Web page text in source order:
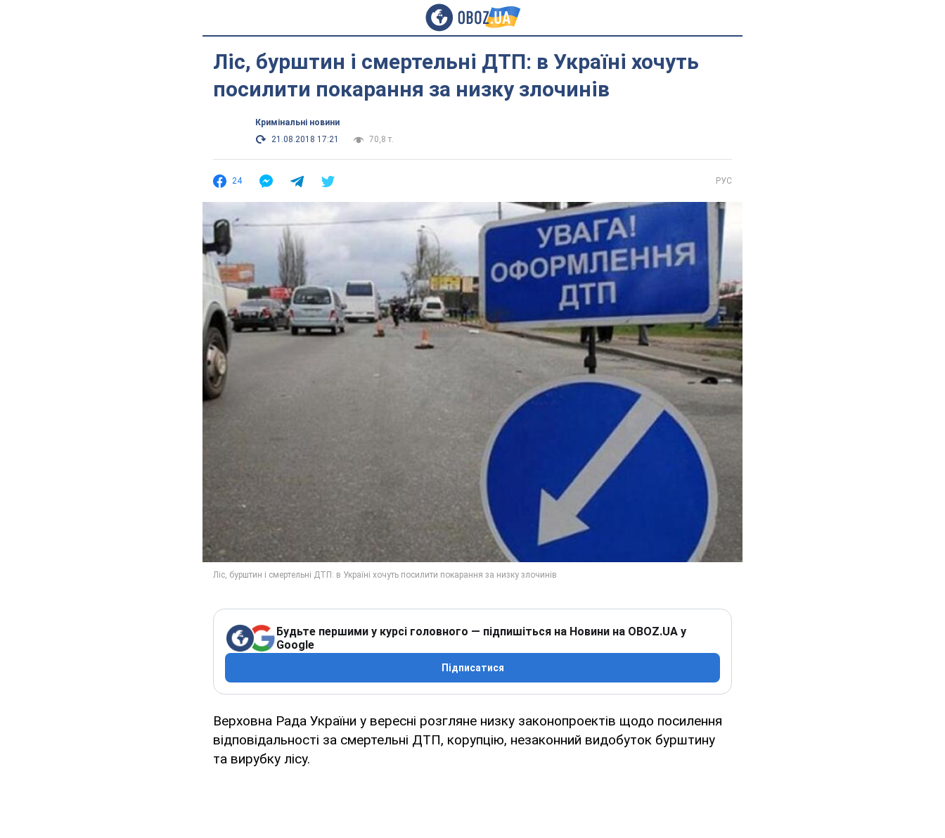
Ліс, бурштин і смертельні ДТП: в Україні хочуть
посилити покарання за низку злочинів
Кримінальні новини
21.08.2018 17:21
70,8 т.
24 РУС
Будьте першими у курсі головного — підпишіться на Новини на OBOZ.UA у
Google
Підписатися
Верховна Рада України у вересні розгляне низку законопроектів щодо посилення
відповідальності за смертельні ДТП, корупцію, незаконний видобуток бурштину
та вирубку лісу.